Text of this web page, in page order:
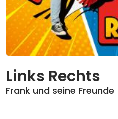
Links Rechts
Frank und seine Freunde